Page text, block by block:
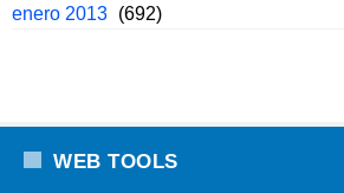
enero 2013 (692)
WEB TOOLS